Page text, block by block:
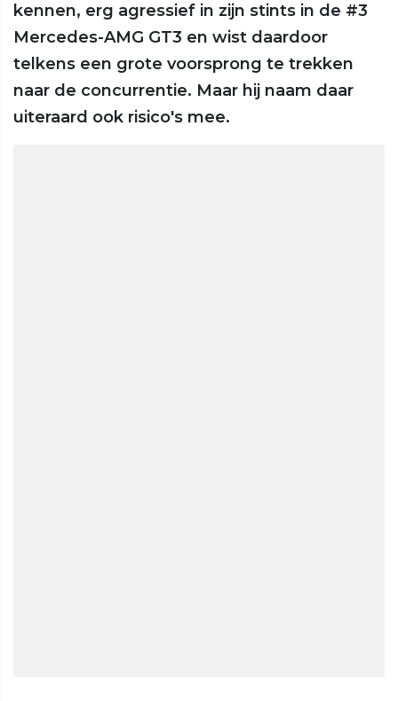
kennen, erg agressief in zijn stints in de #3
Mercedes-AMG GT3 en wist daardoor
telkens een grote voorsprong te trekken
naar de concurrentie. Maar hij naam daar
uiteraard ook risico's mee.